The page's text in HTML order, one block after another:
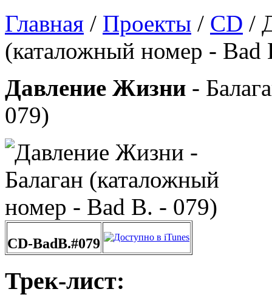
Главная / Проекты / CD /
(каталожный номер - Bad
Давление Жизни -
079)
CD-BadB.#079
Трек-лист: